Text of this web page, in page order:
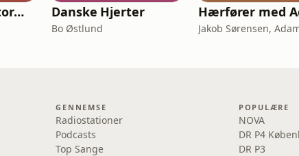
Den Perfekte Storm - Den store samtale om AI Danske Hjerter
Bo Østlund Jakob Sørensen,
GENNEMSE
Radiostationer
Podcasts
Top Sange
POPULÆRE
NOVA
DR P4
DR P3